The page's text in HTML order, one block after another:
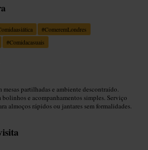
#ComeremLondres
#Comidacasuais
mesas partilhadas e ambiente descontraído.
e acompanhamentos simples. Serviço
almoços rápidos ou jantares sem formalidades.